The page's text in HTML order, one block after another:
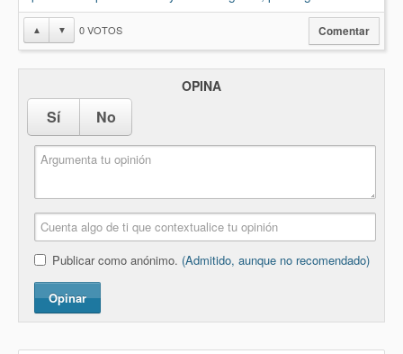
▲ ▼ 0VOTOS Comentar
OPINA
Sí No
Publicar como anónimo. (Admitido, aunque no recomendado)
Opinar